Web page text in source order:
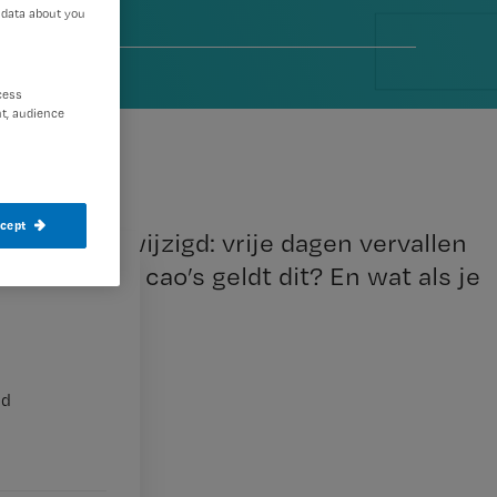
gewijzigd: vrije dagen vervallen
welke cao’s geldt dit? En wat als je
about you
audience